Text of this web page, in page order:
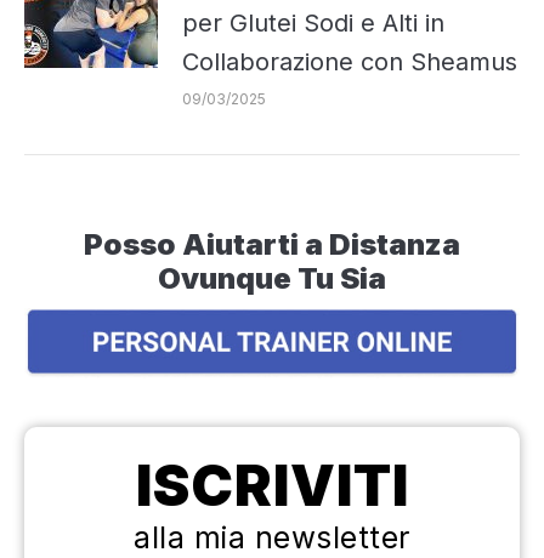
per Glutei Sodi e Alti in
Collaborazione con Sheamus
09/03/2025
Posso Aiutarti a Distanza
Ovunque Tu Sia
ISCRIVITI
alla mia newsletter